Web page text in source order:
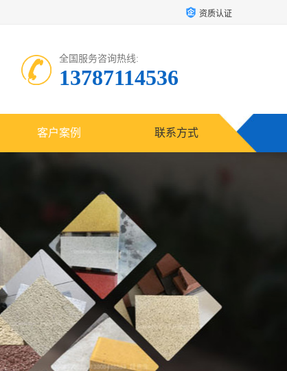
资质认证
全国服务咨询热线:
13787114536
客户案例 联系方式